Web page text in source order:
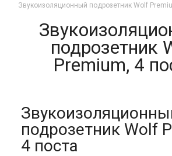
Звукоизоляционный подрозетник Wolf
подрозетник
Premium, 4
подрозетник Wolf
4 поста